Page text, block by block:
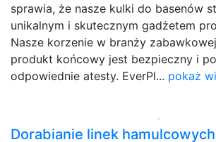
sprawia, że nasze kulki do basenów
unikalnym i skutecznym gadżetem
Nasze korzenie w branży
produkt końcowy jest bezpieczny i
odpowiednie atesty. EverPl... pokaż
Dorabianie linek hamulcowych